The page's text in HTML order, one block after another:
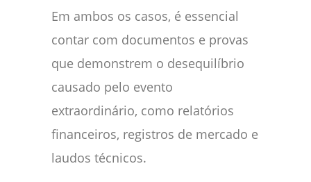
Em ambos os casos, é essencial
contar com documentos e provas
que demonstrem o desequilíbrio
causado pelo evento
extraordinário, como relatórios
financeiros, registros de mercado e
laudos técnicos.